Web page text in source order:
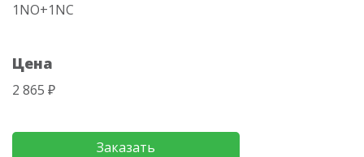
1NO+1NC
Цена
2 865 ₽
Заказать